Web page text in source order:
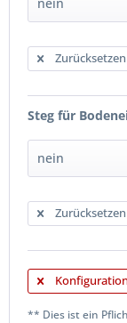
Zurücksetzen
Steg für
Zurücksetzen
** Dies ist ein